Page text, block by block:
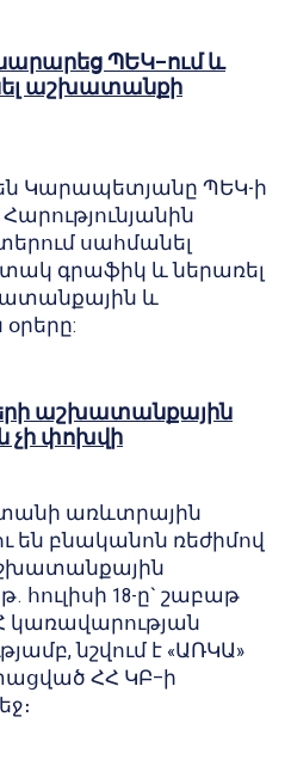
ՊԵԿ–ում և
աշխատանքի
Կարապետյանը ՊԵԿ-ի
սահմանել
գրաֆիկ և ներառել
և
աշխատանքային
չի փոխվի
առևտրային
են բնականոն ռեժիմով
աշխատանքային
հուլիսի 18-ը` շաբաթ
կառավարության
նշվում է «ԱՌԿԱ»
ՀՀ ԿԲ–ի